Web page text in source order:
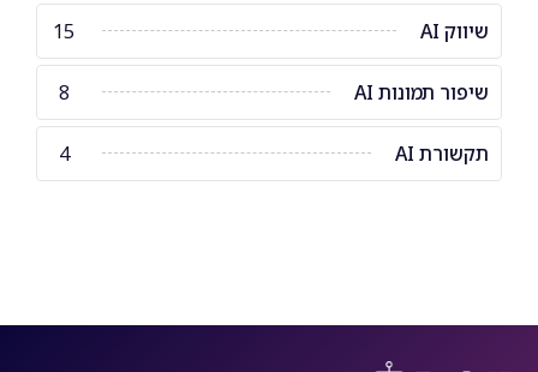
שיווק AI 15
שיפור תמונות AI 8
תקשורת AI 4